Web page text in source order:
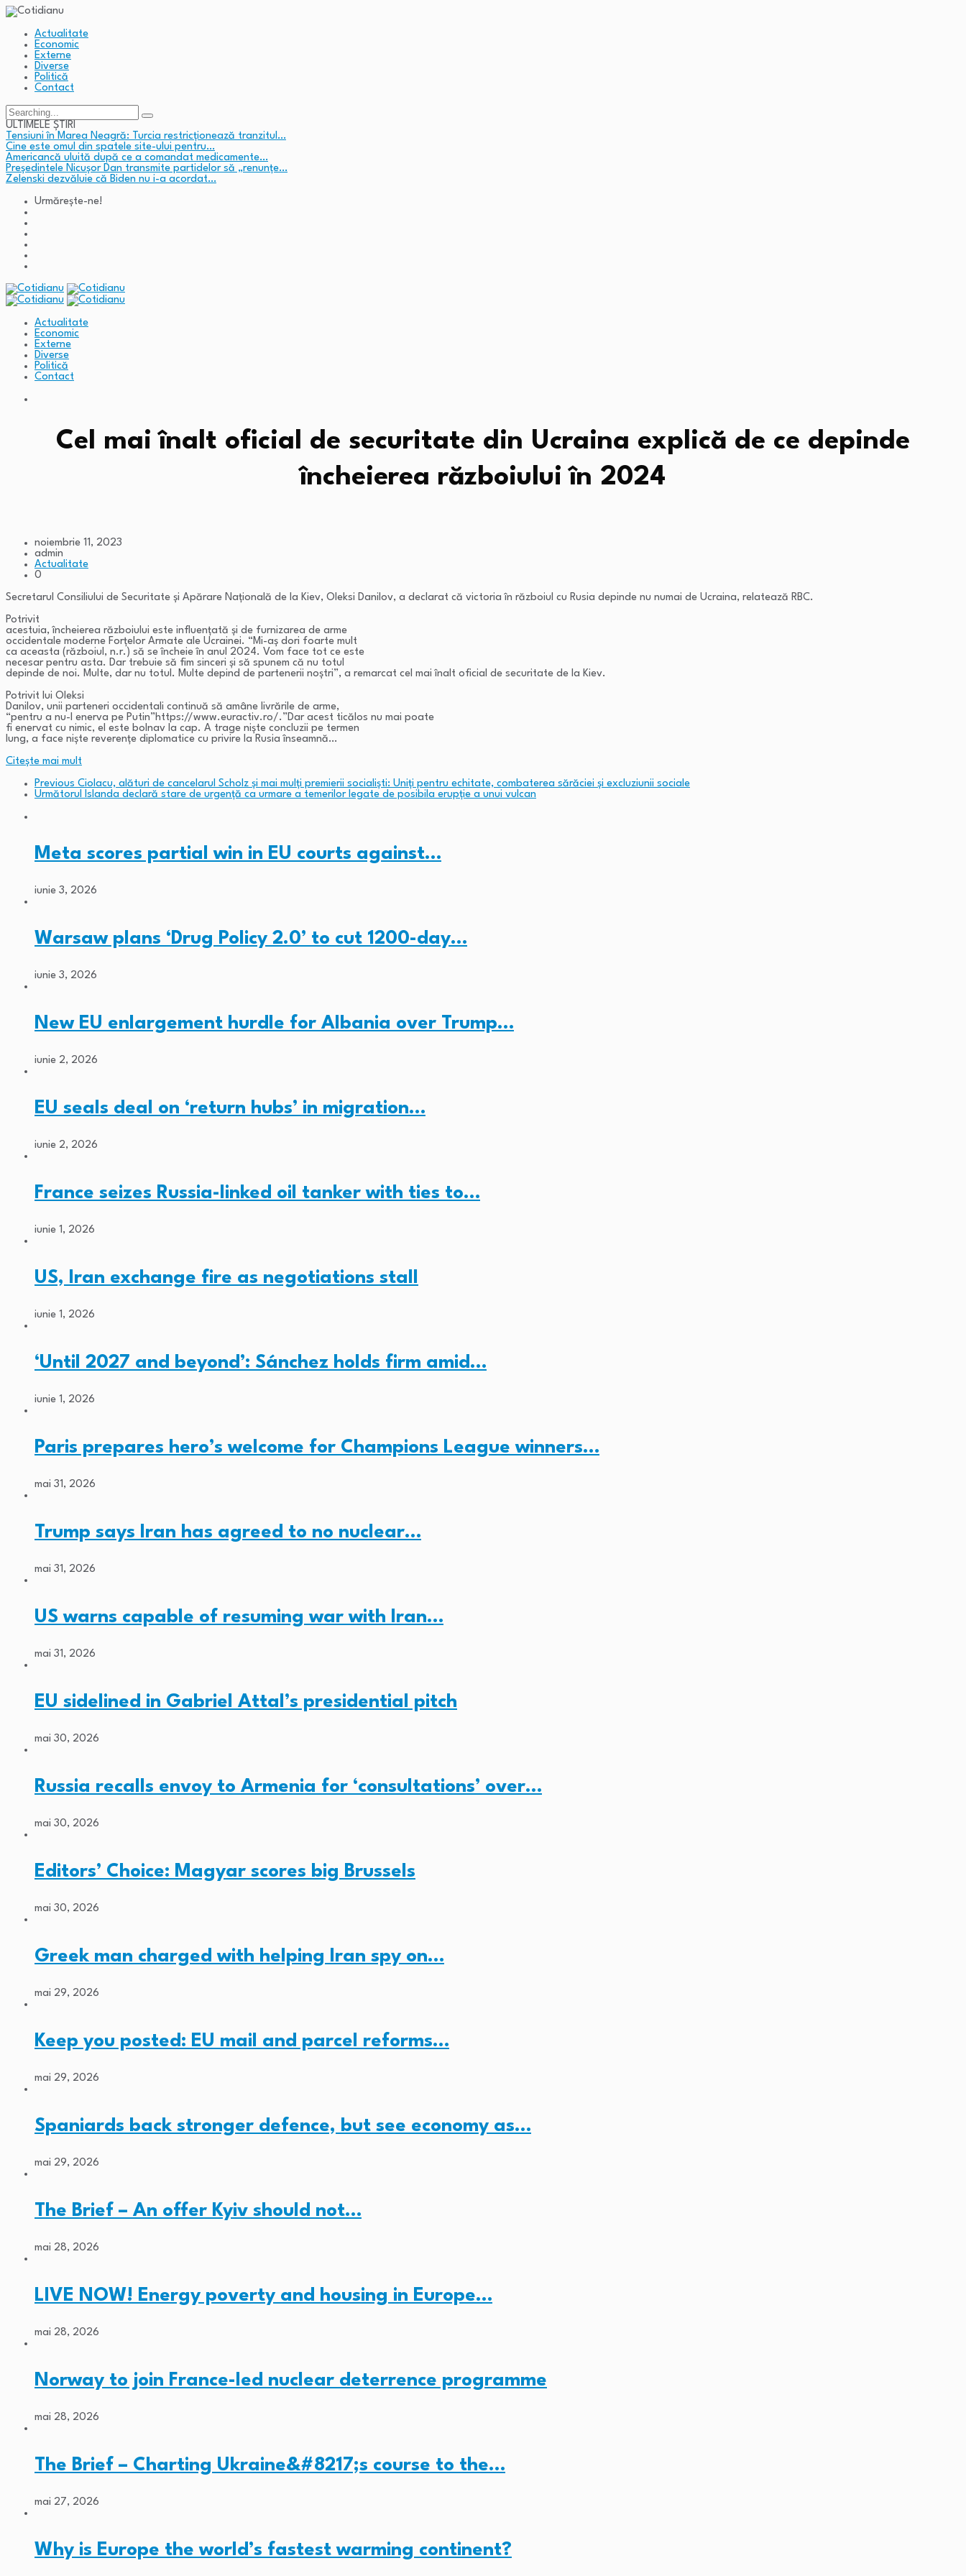
Actualitate
Economic
Externe
Diverse
Politică
Contact
Search
for:
ULTIMELE ȘTIRI
Tensiuni în Marea Neagră: Turcia restricționează tranzitul…
Cine este omul din spatele site-ului pentru…
Americancă uluită după ce a comandat medicamente…
Președintele Nicușor Dan transmite partidelor să „renunțe…
Zelenski dezvăluie că Biden nu i-a acordat…
Urmărește-ne!
Actualitate
Economic
Externe
Diverse
Politică
Contact
Cel mai înalt oficial de securitate din Ucraina explică de ce depinde
încheierea războiului în 2024
noiembrie 11, 2023
admin
Actualitate
0
Secretarul Consiliului de Securitate și Apărare Națională de la Kiev, Oleksi Danilov, a declarat că victoria în războiul cu Rusia depinde nu numai de Ucraina, relatează RBC.
Potrivit
acestuia, încheierea războiului este influențată și de furnizarea de arme
occidentale moderne Forțelor Armate ale Ucrainei. “Mi-aș dori foarte mult
ca aceasta (războiul, n.r.) să se încheie în anul 2024. Vom face tot ce este
necesar pentru asta. Dar trebuie să fim sinceri și să spunem că nu totul
depinde de noi. Multe, dar nu totul. Multe depind de partenerii noștri”, a remarcat cel mai înalt oficial de securitate de la Kiev.
Potrivit lui Oleksi
Danilov, unii parteneri occidentali continuă să amâne livrările de arme,
“pentru a nu-l enerva pe Putin”https://www.euractiv.ro/.”Dar acest ticălos nu mai poate
fi enervat cu nimic, el este bolnav la cap. A trage niște concluzii pe termen
lung, a face niște reverențe diplomatice cu privire la Rusia înseamnă…
Citeşte mai mult
Previous Ciolacu, alături de cancelarul Scholz și mai mulți premierii socialiști: Uniți pentru echitate, combaterea sărăciei și excluziunii sociale
Următorul
Islanda declară stare de urgenţă ca urmare a temerilor legate de posibila erupţie a unui vulcan
Meta scores partial win in EU courts against…
iunie 3, 2026
Warsaw plans ‘Drug Policy 2.0’ to cut 1200-day…
iunie 3, 2026
New EU enlargement hurdle for Albania over Trump…
iunie 2, 2026
EU seals deal on ‘return hubs’ in migration…
iunie 2, 2026
France seizes Russia-linked oil tanker with ties to…
iunie 1, 2026
US, Iran exchange fire as negotiations stall
iunie 1, 2026
‘Until 2027 and beyond’: Sánchez holds firm amid…
iunie 1, 2026
Paris prepares hero’s welcome for Champions League winners…
mai 31, 2026
Trump says Iran has agreed to no nuclear…
mai 31, 2026
US warns capable of resuming war with Iran…
mai 31, 2026
EU sidelined in Gabriel Attal’s presidential pitch
mai 30, 2026
Russia recalls envoy to Armenia for ‘consultations’ over…
mai 30, 2026
Editors’ Choice: Magyar scores big Brussels
mai 30, 2026
Greek man charged with helping Iran spy on…
mai 29, 2026
Keep you posted: EU mail and parcel reforms…
mai 29, 2026
Spaniards back stronger defence, but see economy as…
mai 29, 2026
The Brief – An offer Kyiv should not…
mai 28, 2026
LIVE NOW! Energy poverty and housing in Europe…
mai 28, 2026
Norway to join France-led nuclear deterrence programme
mai 28, 2026
The Brief – Charting Ukraine&#8217;s course to the…
mai 27, 2026
Why is Europe the world’s fastest warming continent?